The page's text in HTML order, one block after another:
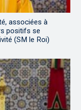
associées à
positifs se
(SM le Roi)